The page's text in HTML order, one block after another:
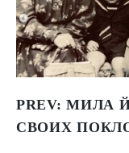
PREV: МИЛА
СВОИХ